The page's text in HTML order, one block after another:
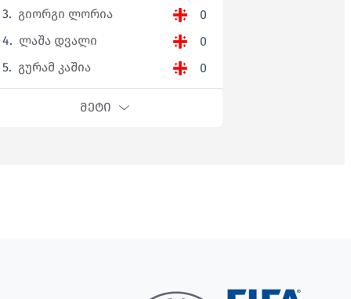
3. გიორგი ლორია
0
4. ლაშა დვალი
0
5. გურამ კაშია 0
ᲛᲔᲢᲘ